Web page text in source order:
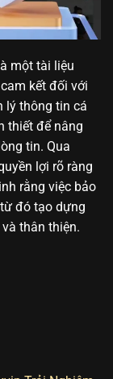
một tài liệu
kết đối với
lý thông tin cá
thiết để nâng
tin. Qua
lợi rõ ràng
rằng việc bảo
đó tạo dựng
thân thiện.